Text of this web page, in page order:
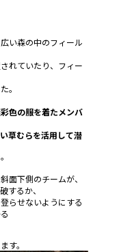
い森の中のフィール
れていたり、フィー
。
色の服を着たメンバ
草むらを活用して潜
面下側のチームが、
するか、
らせないようにする
す。